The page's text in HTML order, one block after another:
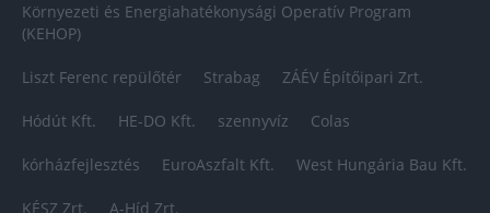
Környezeti és Energiahatékonysági Operatív Program
(KEHOP)
Liszt Ferenc repülőtér Strabag ZÁÉV Építőipari Zrt.
Hódút Kft. HE-DO Kft. szennyvíz Colas
kórházfejlesztés EuroAszfalt Kft. West Hungária Bau Kft.
KÉSZ Zrt. A-Híd Zrt.